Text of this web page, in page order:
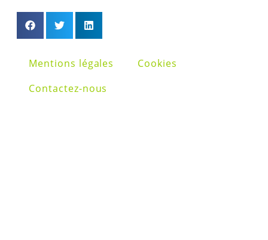
Mentions légales
Cookies
Contactez-nous